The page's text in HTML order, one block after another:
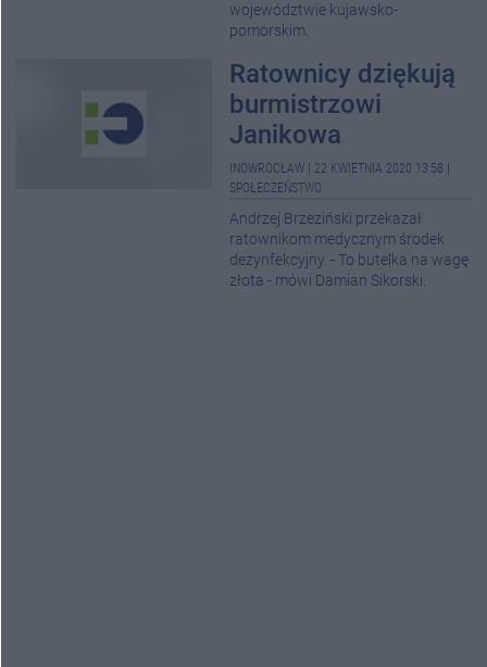
województwie kujawsko-
pomorskim.
Ratownicy dziękują
burmistrzowi
Janikowa
INOWROCŁAW 22 KWIETNIA 2020 13:58
SPOŁECZEŃSTWO
Andrzej Brzeziński przekazał
ratownikom medycznym środek
dezynfekcyjny. - To butelka na wagę
złota - mówi Damian Sikorski.